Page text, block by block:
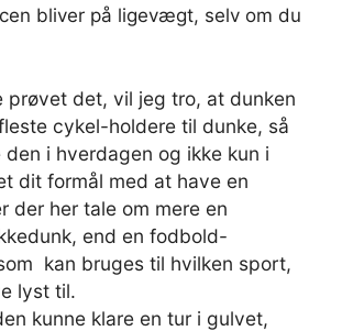
bliver på ligevægt, selv om du
prøvet det, vil jeg tro, at dunken
cykel-holdere til dunke, så
i hverdagen og ikke kun i
dit formål med at have en
der her tale om mere en
end en fodbold-
kan bruges til hvilken sport,
lyst til.
kunne klare en tur i gulvet,